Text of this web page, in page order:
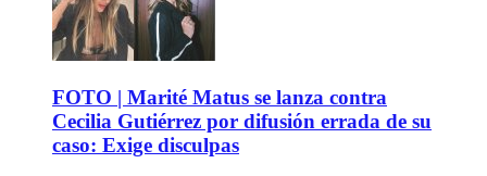
FOTO | Marité Matus se lanza contra
Cecilia Gutiérrez por difusión errada de su
caso: Exige disculpas